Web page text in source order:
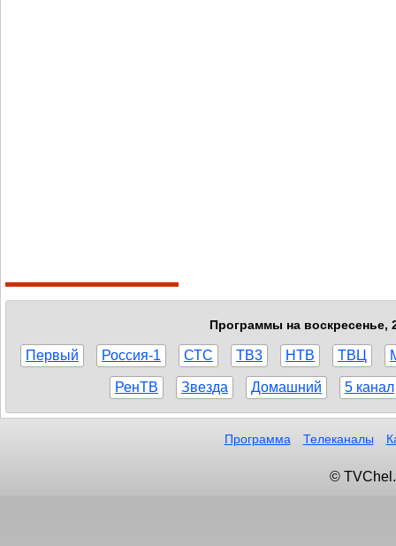
Программы на воскресенье,
Первый Россия-1 СТС ТВ3 НТВ ТВЦ
РенТВ Звезда Домашний 5 канал
Программа Телеканалы
©